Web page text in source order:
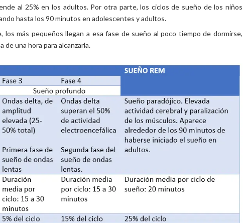
al 25% en los adultos. Por otra parte, los ciclos de sueño de los niños
hasta los 90 minutos en adolescentes y adultos.
los más pequeños llegan a esa fase de sueño al poco tiempo de dormirse,
una hora para alcanzarla.